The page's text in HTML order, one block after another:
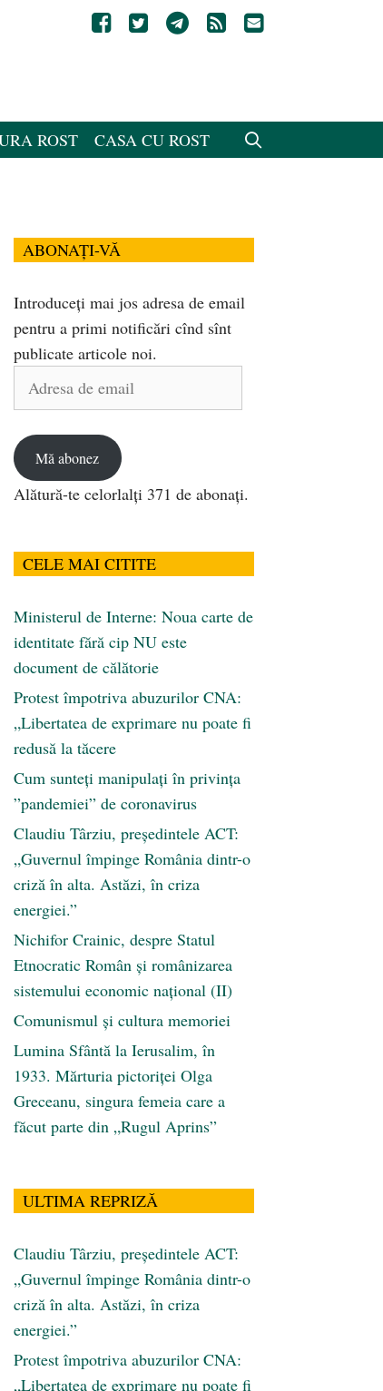
ROST CASA CU ROST
ABONAȚI-VĂ
Introduceți mai jos adresa de email
pentru a primi notificări cînd sînt
publicate articole noi.
Adresa
Mă abonez
Alătură-te celorlalți 371 de abonați.
CELE MAI CITITE
Ministerul de Interne: Noua carte de
identitate fără cip NU este
document de călătorie
Protest împotriva abuzurilor CNA:
„Libertatea de exprimare nu poate fi
redusă la tăcere
Cum sunteți manipulați în privința
”pandemiei” de coronavirus
Claudiu Târziu, președintele ACT:
„Guvernul împinge România dintr-o
criză în alta. Astăzi, în criza
energiei.”
Nichifor Crainic, despre Statul
Etnocratic Român şi românizarea
sistemului economic naţional (II)
Comunismul şi cultura memoriei
Lumina Sfântă la Ierusalim, în
1933. Mărturia pictoriței Olga
Greceanu, singura femeia care a
făcut parte din „Rugul Aprins”
ULTIMA REPRIZĂ
Claudiu Târziu, președintele ACT:
„Guvernul împinge România dintr-o
criză în alta. Astăzi, în criza
energiei.”
Protest împotriva abuzurilor CNA:
„Libertatea de exprimare nu poate fi